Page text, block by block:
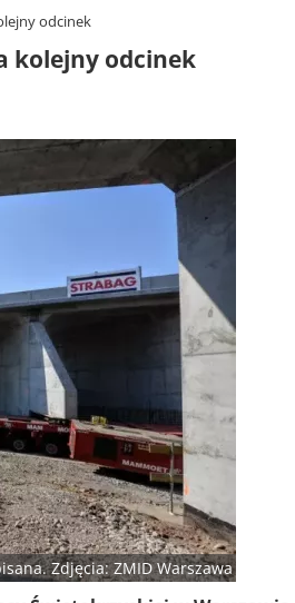
odcinek
kolejny odcinek
Zdjęcia: ZMID Warszawa